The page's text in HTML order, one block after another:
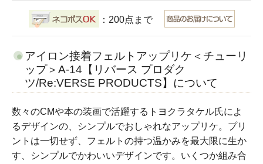
：200点まで
アイロン接着フェルトアップリケ＜チューリ
ップ＞A-14【リバース プロダク
ツ/Re:VERSE PRODUCTS】について
数々のCMや本の装画で活躍するトヨクラタケル氏によ
るデザインの、シンプルでおしゃれなアップリケ。プリ
ントは一切せず、フェルトの持つ温かみを最大限に生か
す、シンプルでかわいいデザインです。いくつか組み合